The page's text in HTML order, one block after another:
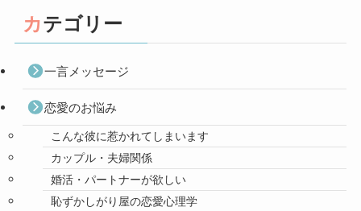
カテゴリー
一言メッセージ
恋愛のお悩み
こんな彼に惹かれてしまいます
カップル・夫婦関係
婚活・パートナーが欲しい
恥ずかしがり屋の恋愛心理学